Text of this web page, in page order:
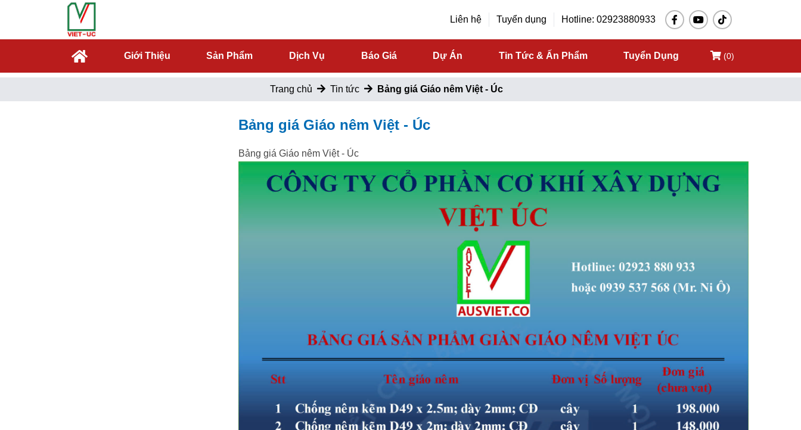
Liên hệ Tuyển dụng Hotline: 02923880933
Giới Thiệu Sản Phẩm Dịch Vụ Báo Giá Dự Án Tin Tức & Ấn Phẩm Tuyển Dụng (0)
Trang chủ Tin tức Bảng giá Giáo nêm Việt - Úc
Bảng giá Giáo nêm Việt - Úc
Bảng giá Giáo nêm Việt - Úc